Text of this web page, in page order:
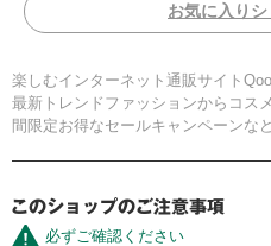
お気に入り
楽しむインターネット通販サイト
最新トレンドファッションからコス
間限定お得なセールキャンペーンな
必ずご確認ください